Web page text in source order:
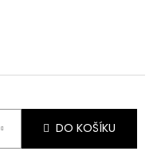
DO KOŠÍKU